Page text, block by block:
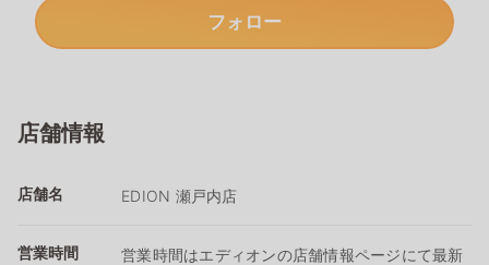
フォロー
店舗情報
店舗名 EDION 瀬戸内店
営業時間
営業時間はエディオンの店舗情報ページにて最新